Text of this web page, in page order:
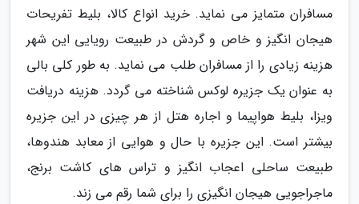
مسافران متمایز می نماید. خرید انواع کالا، بلیط تفریحات
هیجان انگیز و خاص و گردش در طبیعت رویایی این شهر
هزینه زیادی را از مسافران طلب می نماید. به طور کلی بالی
به عنوان یک جزیره لوکس شناخته می گردد. هزینه دریافت
ویزا، بلیط هواپیما و اجاره هتل از هر چیزی در این جزیره
بیشتر است. این جزیره با حال و هوایی از معابد هندوها،
طبیعت ساحلی اعجاب انگیز و تراس های کاشت برنج،
ماجراجویی هیجان انگیزی را برای شما رقم می زند.